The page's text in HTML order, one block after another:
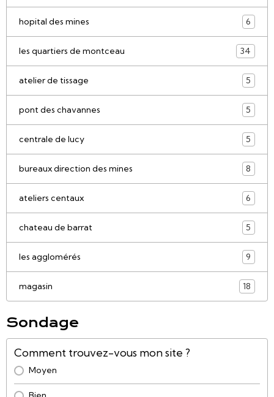
hopital des mines 6
les quartiers de montceau 34
atelier de tissage 5
pont des chavannes 5
centrale de lucy 5
bureaux direction des mines 8
ateliers centaux 6
chateau de barrat 5
les agglomérés 9
magasin 18
Sondage
Comment trouvez-vous mon site ?
Moyen